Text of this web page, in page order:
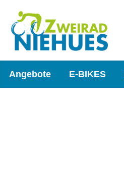
Angebote E-BIKES